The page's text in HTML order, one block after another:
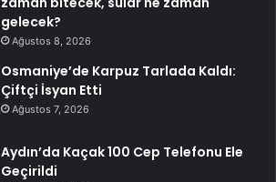
gelecek?
Ağustos 8, 2026
Osmaniye’de Karpuz Tarlada Kaldı:
Çiftçi İsyan Etti
Ağustos 7, 2026
Aydın’da Kaçak 100 Cep Telefonu Ele
Geçirildi